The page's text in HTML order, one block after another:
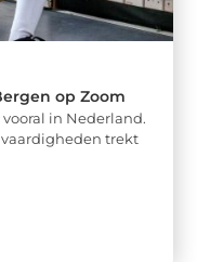
op Zoom
in Nederland.
trekt